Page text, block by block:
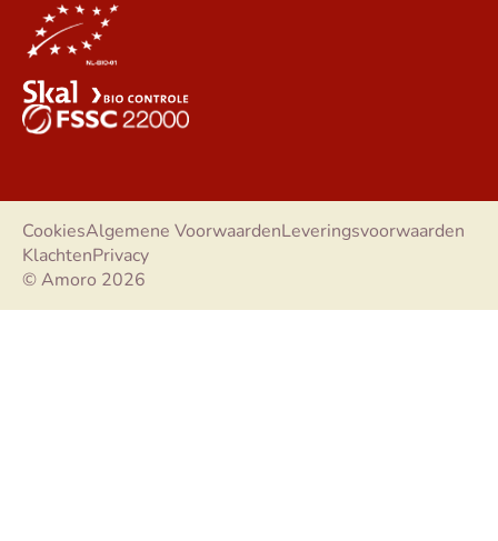
© Amoro 2026
CookiesAlgemene VoorwaardenLeveringsvoorwaarden
KlachtenPrivacy